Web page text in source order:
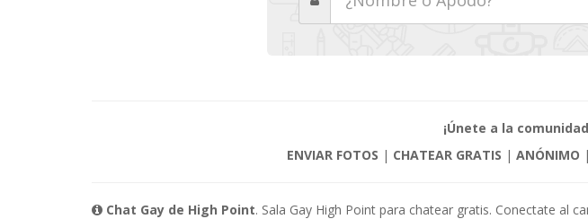
¡Únete a la
ENVIAR FOTOS | CHATEAR GRATIS | ANÓNIMO |
Chat Gay de High Point. Sala Gay High Point para chatear gratis. Conectate al